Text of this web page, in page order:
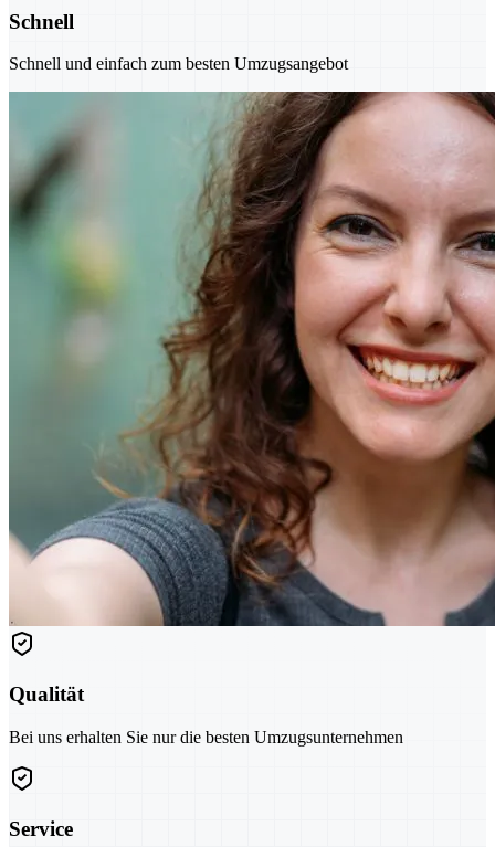
Schnell
Schnell und einfach zum besten Umzugsangebot
Qualität
Bei uns erhalten Sie nur die besten Umzugsunternehmen
Service